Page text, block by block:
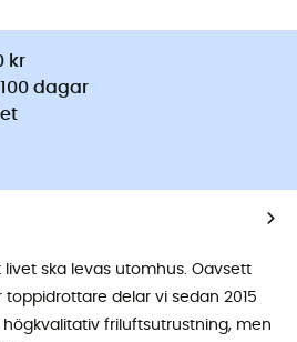
kr
dagar
livet ska levas utomhus. Oavsett
delar vi sedan 2015
friluftsutrustning, men